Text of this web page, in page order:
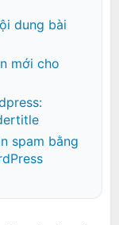
dung bài
mới cho
spam bằng